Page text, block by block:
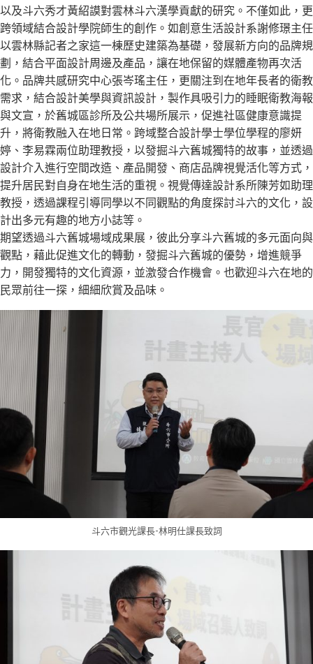
以及斗六秀才黃紹謨對雲林斗六漢學貢獻的研究。不僅如此，更
跨領域結合設計學院師生的創作。如創意生活設計系謝修璟主任
以雲林縣記者之家這一棟歷史建築為基礎，發展新方向的品牌規
劃，結合平面設計周邊及產品，讓在地保留的媒體產物再次活
化。品牌共感研究中心張岑瑤主任，更關注到在地年長者的衛教
需求，結合設計美學與資訊設計，製作具吸引力的睡眠衛教海報
與文宣，於舊城區診所及公共場所展示，促進社區健康意識提
升，將衛教融入在地日常。跨域整合設計學士學位學程的廖妍
婷、李易霖兩位助理教授，以發掘斗六舊城獨特的故事，並透過
設計介入進行空間改造、產品開發、商店品牌視覺活化等方式，
提升居民對自身在地生活的重視。視覺傳達設計系所陳芳如助理
教授，透過課程引導同學以不同觀點的角度探討斗六的文化，設
計出多元有趣的地方小誌等。
期望透過斗六舊城場域成果展，彼此分享斗六舊城的多元面向與
觀點，藉此促進文化的轉動，發掘斗六舊城的優勢，增進競爭
力，開發獨特的文化資源，並激發合作機會。也歡迎斗六在地的
民眾前往一探，細細欣賞及品味。
斗六市觀光課長-林明仕課長致詞